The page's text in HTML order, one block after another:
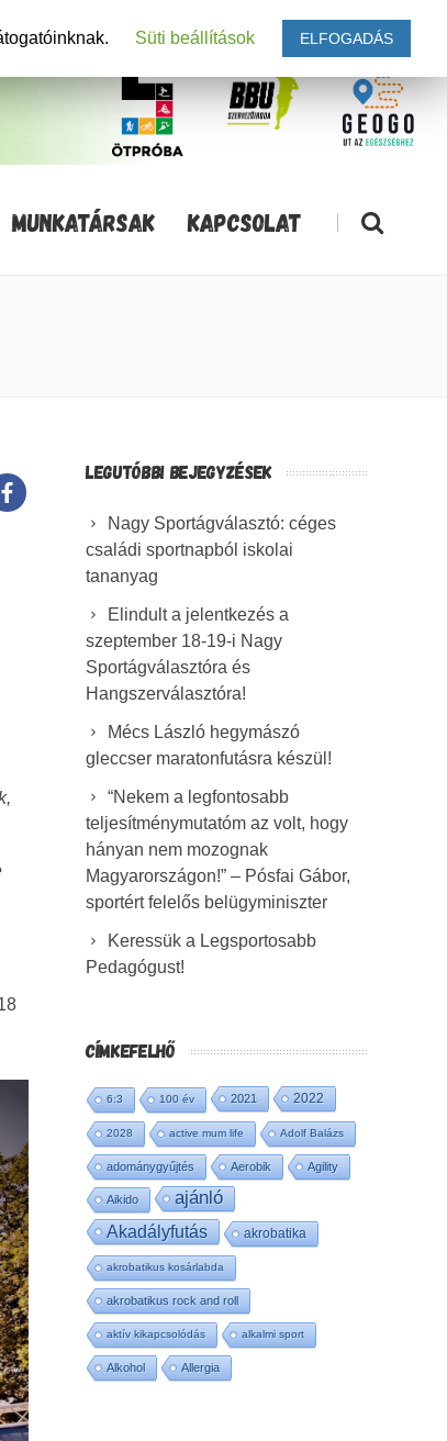
MUNKATÁRSAK KAPCSOLAT |
LEGUTÓBBI BEJEGYZÉSEK
Nagy Sportágválasztó: céges
családi sportnapból iskolai
tananyag
Elindult a jelentkezés a
szeptember 18-19-i Nagy
Sportágválasztóra és
Hangszerválasztóra!
Mécs László hegymászó
gleccser maratonfutásra készül!
“Nekem a legfontosabb
teljesítménymutatóm az volt, hogy
hányan nem mozognak
Magyarországon!” – Pósfai Gábor,
sportért felelős belügyminiszter
Keressük a Legsportosabb
Pedagógust!
CÍMKEFELHŐ
6:3 100 év 2021 2022
2028 active mum life Adolf Balázs
adománygyűjtés Aerobik Agility
Aikido ajánló
Akadályfutás akrobatika
akrobatikus kosárlabda
akrobatikus rock and roll
aktív kikapcsolódás alkalmi sport
Alkohol Allergia
Süti beállítások ELFOGADÁS